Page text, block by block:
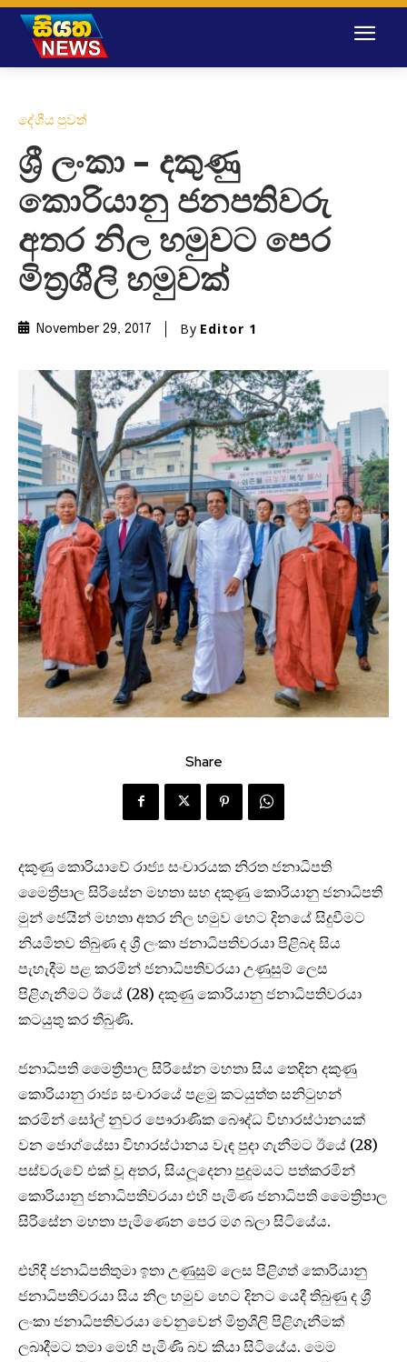
දේශීය පුවත්
ශ්‍රී ලංකා – දකුණු
කොරියානු ජනපතිවරු
අතර නිල හමුවට පෙර
මිත්‍රශීලි හමුවක්
November 29, 2017 By Editor 1
Share
දකුණු කොරියාවේ රාජ්‍ය සංචාරයක නිරත ජනාධිපති
මෛත්‍රීපාල සිරිසේන මහතා සහ දකුණු කොරියානු ජනාධිපති
මුන් ජෙයින් මහතා අතර නිල හමුව හෙට දිනයේ සිදුවීමට
නියමිතව තිබුණ ද ශ්‍රී ලංකා ජනාධිපතිවරයා පිළිබද සිය
පැහැදීම පළ කරමින් ජනාධිපතිවරයා උණුසුම් ලෙස
පිළිගැනීමට ඊයේ (28) දකුණු කොරියානු ජනාධිපතිවරයා
කටයුතු කර තිබුණි.
ජනාධිපති මෛත්‍රීපාල සිරිසේන මහතා සිය තෙදින දකුණු
කොරියානු රාජ්‍ය සංචාරයේ පළමු කටයුත්ත සනිටුහන්
කරමින් සෝල් නුවර පෞරාණික බෞද්ධ විහාරස්ථානයක්
වන ජොග්යේසා විහාරස්ථානය වැඳ පුදා ගැනීමට ඊයේ (28)
පස්වරුවේ එක් වූ අතර, සියලූදෙනා පුදුමයට පත්කරමින්
කොරියානු ජනාධිපතිවරයා එහි පැමිණ ජනාධිපති මෛත්‍රිපාල
සිරිසේන මහතා පැමිණෙන පෙර මග බලා සිටියේය.
එහිදී ජනාධිපතිතුමා ඉතා උණුසුම් ලෙස පිළිගත් කොරියානු
ජනාධිපතිවරයා සිය නිල හමුව හෙට දිනට යෙදී තිබුණු ද ශ්‍රී
ලංකා ජනාධිපතිවරයා වෙනුවෙන් මිත්‍රශීලි පිළිගැනීමක්
ලබාදීමට තමා මෙහි පැමිණි බව කියා සිටියේය. මෙම